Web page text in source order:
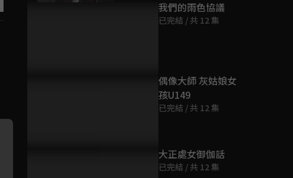
我們的雨色協議
已完結 / 共 12 集
偶像大師 灰姑娘女
孩U149
已完結 / 共 12 集
大正處女御伽話
已完結 / 共 12 集